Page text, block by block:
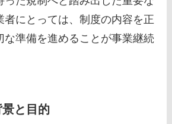
者にとっては、制度の内容を正
な準備を進めることが事業継続
と目的